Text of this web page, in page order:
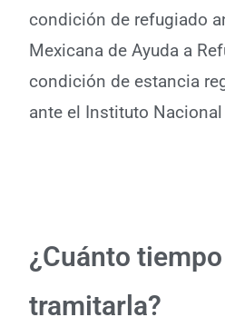
condición de refugiado
Mexicana de Ayuda a
condición de estancia
ante el Instituto
¿Cuánto
tramitarla?